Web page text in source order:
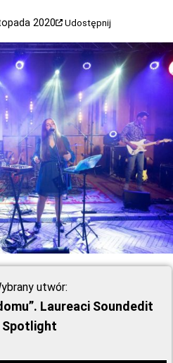
2020 Udostępnij
utwór:
Laureaci Soundedit
Spotlight